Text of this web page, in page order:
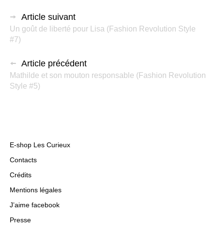
Article suivant
Un goût de liberté pour Lisa (Fashion Revolution Style
#7)
Article précédent
Mathilde et son mouton responsable (Fashion Revolution
Style #5)
E-shop Les Curieux
Contacts
Crédits
Mentions légales
J’aime facebook
Presse